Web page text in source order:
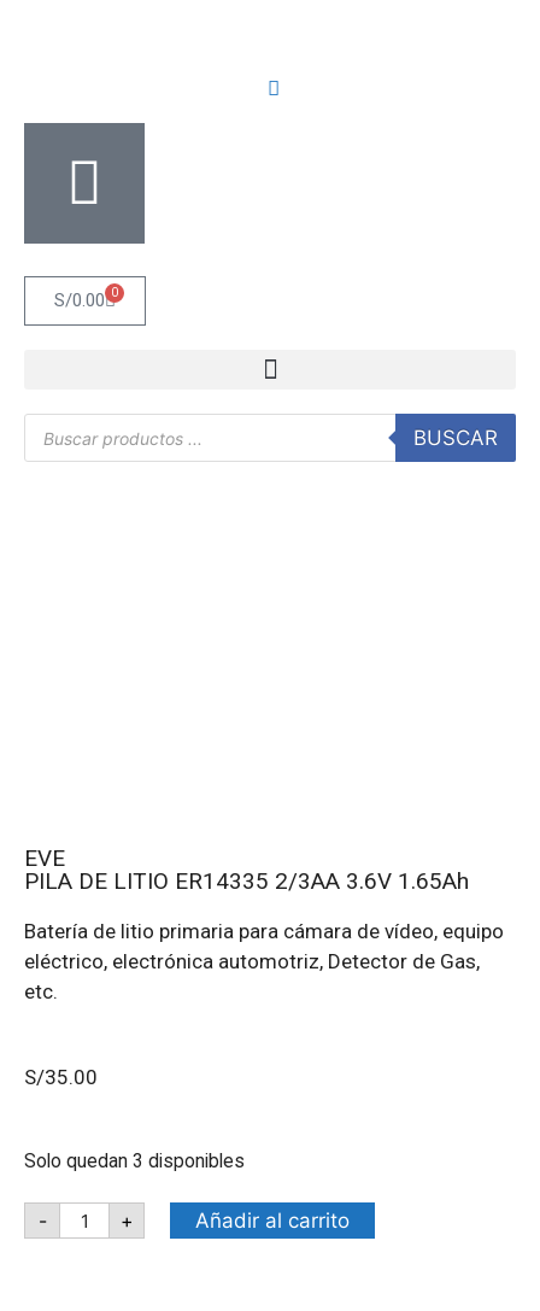
S/0.00 0
BUSCAR
EVE
PILA DE LITIO ER14335 2/3AA 3.6V 1.65Ah
Batería de litio primaria para cámara de vídeo, equipo
eléctrico, electrónica automotriz, Detector de Gas,
etc.
S/35.00
Solo quedan 3 disponibles
- + Añadir al carrito